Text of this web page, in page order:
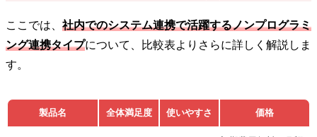
ここでは、 社内でのシステム連携で活躍するノンプログラミ
ング連携タイプについて、比較表よりさらに詳しく解説しま
す。
製品名 全体満足度 使いやすさ 価格